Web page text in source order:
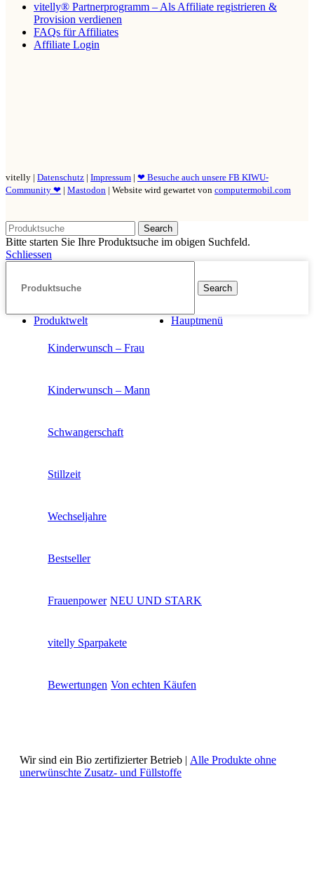
vitelly® Partnerprogramm – Als Affiliate registrieren &
Provision verdienen
FAQs für Affiliates
Affiliate Login
vitelly | Datenschutz | Impressum | ❤ Besuche auch unsere FB KIWU-
Community ❤ | Mastodon | Website wird gewartet von computermobil.com
Search
Bitte starten Sie Ihre Produktsuche im obigen Suchfeld.
Schliessen
Search
Hauptmenü
Produktwelt
Kinderwunsch – Frau
Kinderwunsch – Mann
Schwangerschaft
Stillzeit
Wechseljahre
Bestseller
Frauenpower NEU UND STARK
vitelly Sparpakete
Bewertungen Von echten Käufen
Wir sind ein Bio zertifizierter Betrieb | Alle Produkte ohne
unerwünschte Zusatz- und Füllstoffe